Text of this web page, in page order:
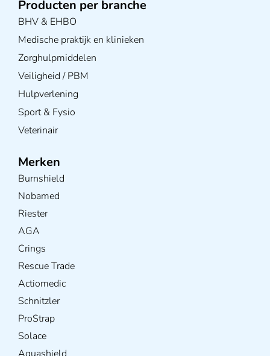
Producten per branche
BHV & EHBO
Medische praktijk en klinieken
Zorghulpmiddelen
Veiligheid / PBM
Hulpverlening
Sport & Fysio
Veterinair
Merken
Burnshield
Nobamed
Riester
AGA
Crings
Rescue Trade
Actiomedic
Schnitzler
ProStrap
Solace